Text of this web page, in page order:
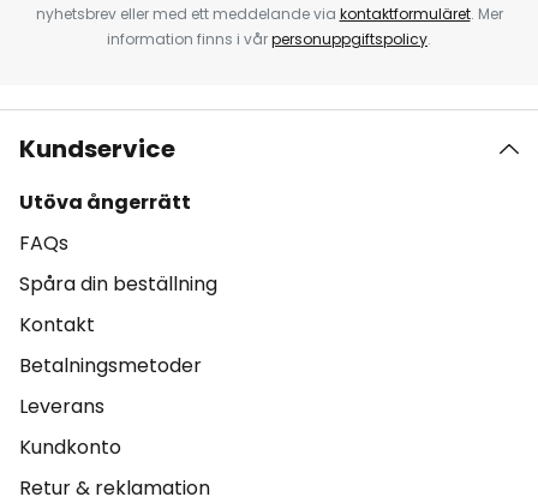
nyhetsbrev eller med ett meddelande via kontaktformuläret. Mer
information finns i vårpersonuppgiftspolicy.
Kundservice
Utöva ångerrätt
FAQs
Spåra din beställning
Kontakt
Betalningsmetoder
Leverans
Kundkonto
Retur & reklamation